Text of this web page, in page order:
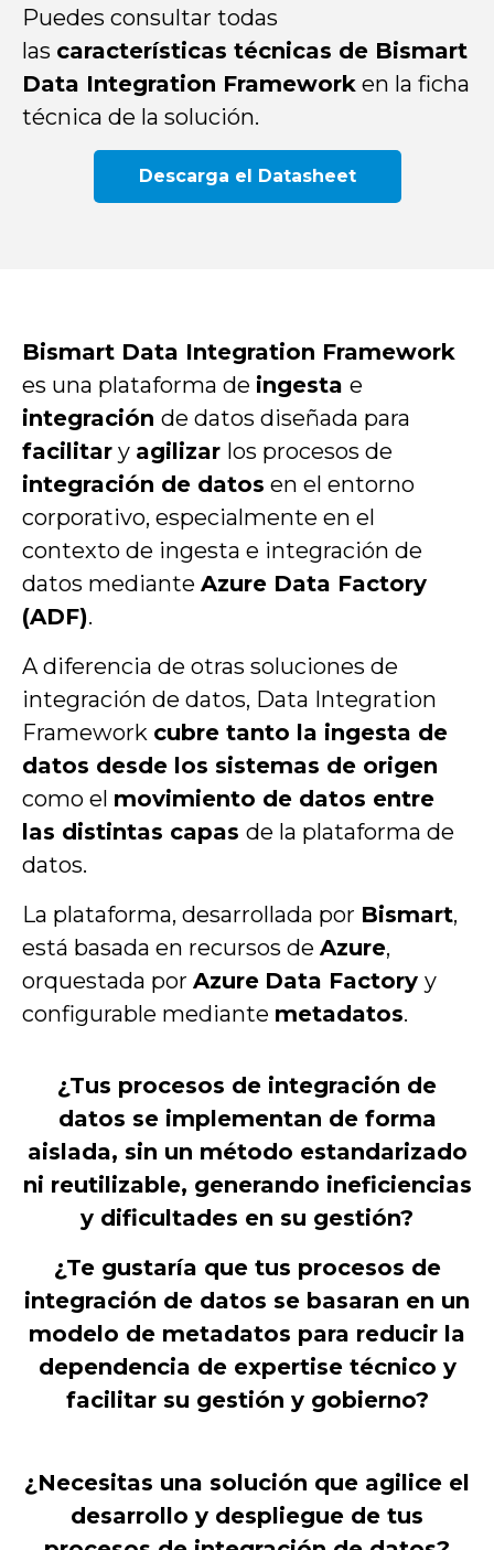
Puedes consultar todas
las características técnicas de Bismart
Data Integration Framework en la ficha
técnica de la solución.
Descarga el Datasheet
Bismart Data Integration Framework
es una plataforma de ingesta e
integración de datos diseñada para
facilitar y agilizar los procesos de
integración de datos en el entorno
corporativo, especialmente en el
contexto de ingesta e integración de
datos mediante Azure Data Factory
(ADF).
A diferencia de otras soluciones de
integración de datos, Data Integration
Framework cubre tanto la ingesta de
datos desde los sistemas de origen
como el movimiento de datos entre
las distintas capas de la plataforma de
datos.
La plataforma, desarrollada por Bismart,
está basada en recursos de Azure,
orquestada por Azure Data Factory y
configurable mediante metadatos.
¿Tus procesos de integración de
datos se implementan de forma
aislada, sin un método estandarizado
ni reutilizable, generando ineficiencias
y dificultades en su gestión?
¿Te gustaría que tus procesos de
integración de datos se basaran en un
modelo de metadatos para reducir la
dependencia de expertisetécnico y
facilitar su gestión y gobierno?
¿Necesitas una solución que agilice el
desarrollo y despliegue de tus